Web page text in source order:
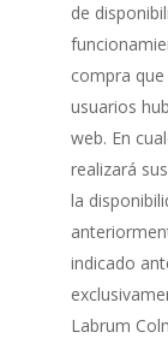
de
compra
usuarios
web. En
realizará
la
indicado
Labrum